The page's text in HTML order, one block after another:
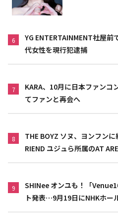
6
YG ENTERTAINMENT社屋
代女性を現行犯逮捕
7
KARA、10月に日本ファンコ
てファンと再会へ
8
THE BOYZ ソヌ、ヨンフン
RIEND ユジュら所属のAT
9
SHINee オンユも！「
ト発表…9月19日にNHKホー